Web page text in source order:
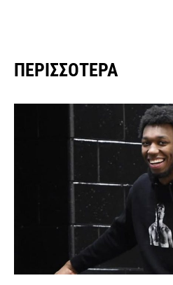
ΠΕΡΙΣΣΌΤΕΡΑ